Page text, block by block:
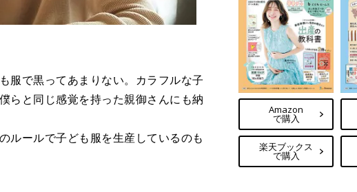
服で黒ってあまりない。カラフルな子
らと同じ感覚を持った親御さんにも納
ルールで子ども服を生産しているのも
Amazon
で購入
楽天ブックス
で購入